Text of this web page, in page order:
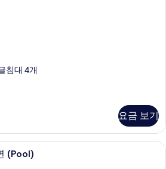
침대 4개
요금 보기
2 개의 침실, 이탈리아 프레떼 시트, 고
(Pool)